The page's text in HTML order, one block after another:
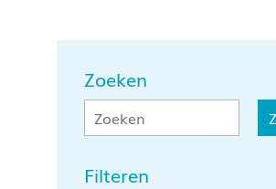
Zoeken
Filteren